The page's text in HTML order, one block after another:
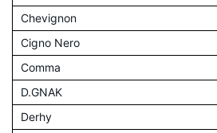
Chevignon
Cigno Nero
Comma
D.GNAK
Derhy